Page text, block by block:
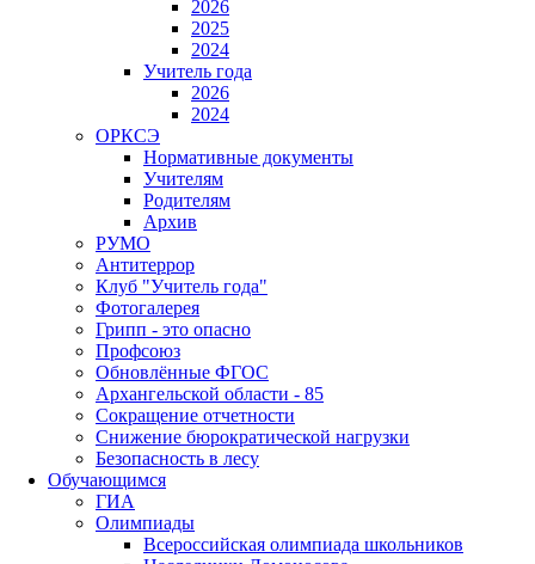
2026
2025
2024
Учитель года
2026
2024
ОРКСЭ
Нормативные документы
Учителям
Родителям
Архив
РУМО
Антитеррор
Клуб "Учитель года"
Фотогалерея
Грипп - это опасно
Профсоюз
Обновлённые ФГОС
Архангельской области - 85
Сокращение отчетности
Снижение бюрократической нагрузки
Безопасность в лесу
Обучающимся
ГИА
Олимпиады
Всероссийская олимпиада школьников